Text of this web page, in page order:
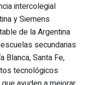
intercolegial
y Siemens
de la Argentina
secundarias
Blanca, Santa Fe,
tecnológicos